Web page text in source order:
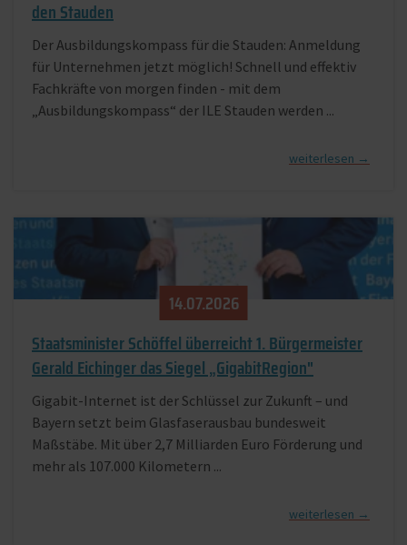
den Stauden
Der Ausbildungskompass für die Stauden: Anmeldung
für Unternehmen jetzt möglich! Schnell und effektiv
Fachkräfte von morgen finden - mit dem
„Ausbildungskompass“ der ILE Stauden werden ...
14.​07.​2026
Staatsminister Schöffel überreicht 1. Bürgermeister
Gerald Eichinger das Siegel „GigabitRegion"
Gigabit-Internet ist der Schlüssel zur Zukunft – und
Bayern setzt beim Glasfaserausbau bundesweit
Maßstäbe. Mit über 2,7 Milliarden Euro Förderung und
mehr als 107.000 Kilometern ...